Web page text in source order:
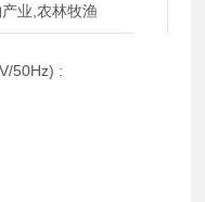
业,农林牧渔
50Hz) :